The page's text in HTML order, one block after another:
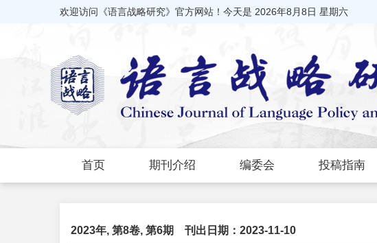
欢迎访问《语言战略研究》官方网站！今天是 2026年8月8日 星期六
首页 期刊介绍 编委会 投稿指南
2023年, 第8卷, 第6期 刊出日期：2023-11-10